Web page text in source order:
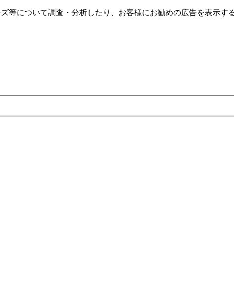
等について調査・分析したり、お客様にお勧めの広告を表⽰す